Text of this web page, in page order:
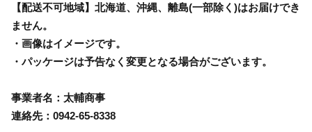
【配送不可地域】北海道、沖縄、離島(一部除く)はお届けでき
ません。
・画像はイメージです。
・パッケージは予告なく変更となる場合がございます。
事業者名：太輔商事
連絡先：0942-65-8338